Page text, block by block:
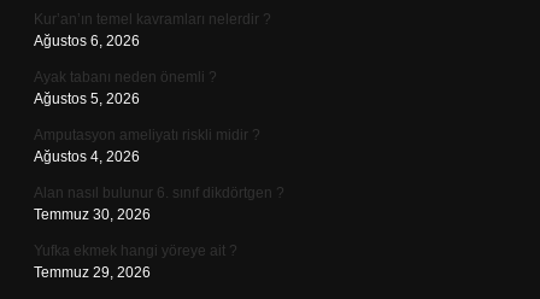
Kur’an’ın temel kavramları nelerdir ?
Ağustos 6, 2026
Ayak tabanı neden önemli ?
Ağustos 5, 2026
Amputasyon ameliyatı riskli midir ?
Ağustos 4, 2026
Alan nasıl bulunur 6. sınıf dikdörtgen ?
Temmuz 30, 2026
Yufka ekmek hangi yöreye ait ?
Temmuz 29, 2026